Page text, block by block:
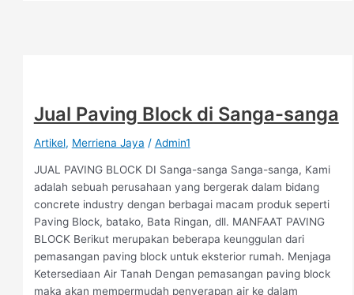
Jual Paving Block di Sanga-sanga
Artikel, Merriena Jaya / Admin1
JUAL PAVING BLOCK DI Sanga-sanga Sanga-sanga, Kami
adalah sebuah perusahaan yang bergerak dalam bidang
concrete industry dengan berbagai macam produk seperti
Paving Block, batako, Bata Ringan, dll. MANFAAT PAVING
BLOCK Berikut merupakan beberapa keunggulan dari
pemasangan paving block untuk eksterior rumah. Menjaga
Ketersediaan Air Tanah Dengan pemasangan paving block
maka akan mempermudah penyerapan air ke dalam